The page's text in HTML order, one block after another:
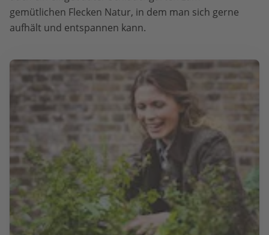
gemütlichen Flecken Natur, in dem man sich gerne
aufhält und entspannen kann.